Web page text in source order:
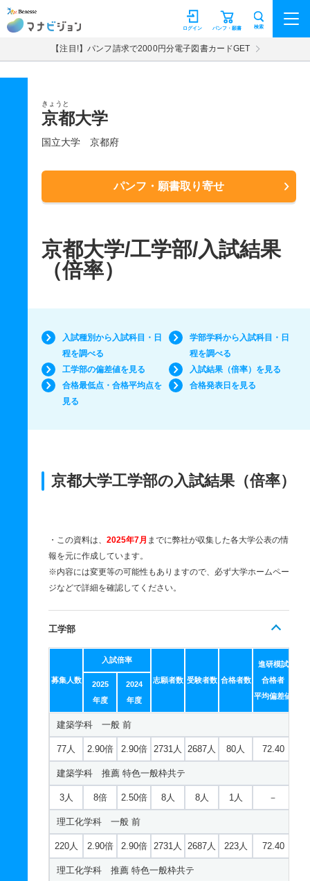
マナビジョン パンフ・願書
ログイン 検索
【注目!】パンフ請求で2000円分電子図書カードGET
きょうと
京都大学
国立大学 京都府
パンフ・願書取り寄せ
京都大学/工学部/入試結果
（倍率）
入試種別から入試科目・日
程を調べる
学部学科から入試科目・日
程を調べる
工学部の偏差値を見る
入試結果（倍率）を見る
合格最低点・合格平均点を
見る
合格発表日を見る
京都大学工学部の入試結果（倍率）
・この資料は、 2025年7月 までに弊社が収集した各大学公表の情
報を元に作成しています。
※内容には変更等の可能性もありますので、必ず大学ホームペー
ジなどで詳細を確認してください。
工学部
募集人数
入試倍率
志願者数 受験者数 合格者数
進研模試
合格者
平均偏差値
2025
年度
2024
年度
建築学科 一般 前
77人 2.90倍 2.90倍 2731人 2687人 80人 72.40
建築学科 推薦 特色一般枠共テ
3人 8倍 2.50倍 8人 8人 1人 －
理工化学科 一般 前
220人 2.90倍 2.90倍 2731人 2687人 223人 72.40
理工化学科 推薦 特色一般枠共テ